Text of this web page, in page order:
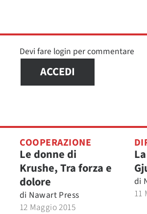
Devi fare login per commentare
ACCEDI
COOPERAZIONE
Le donne di
Krushe, Tra forza e
dolore
di Nawart Press
12 Maggio 2015
di
11